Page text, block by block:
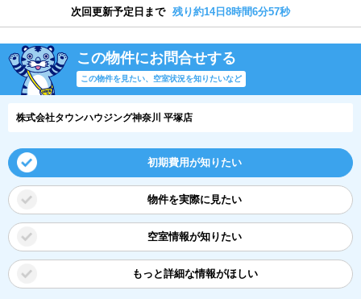
次回更新予定日まで 残り約14日8時間6分56秒
この物件にお問合せする
この物件を見たい、空室状況を知りたいなど
株式会社タウンハウジング神奈川 平塚店
初期費用が知りたい
物件を実際に見たい
空室情報が知りたい
もっと詳細な情報がほしい